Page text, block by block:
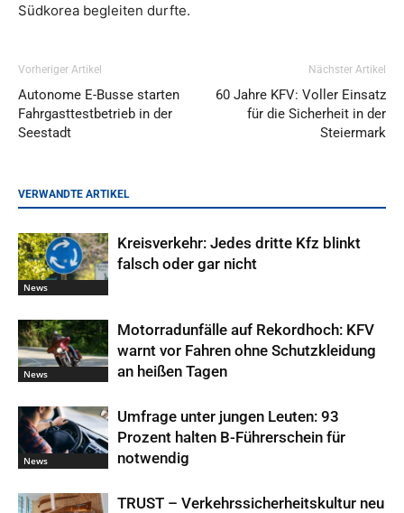
Südkorea begleiten durfte.
Vorheriger Artikel
Autonome E-Busse starten
Fahrgasttestbetrieb in der
Seestadt
Nächster Artikel
60 Jahre KFV: Voller Einsatz
für die Sicherheit in der
Steiermark
VERWANDTE ARTIKEL
News
Kreisverkehr: Jedes dritte Kfz blinkt
falsch oder gar nicht
News
Motorradunfälle auf Rekordhoch: KFV
warnt vor Fahren ohne Schutzkleidung
an heißen Tagen
News
Umfrage unter jungen Leuten: 93
Prozent halten B-Führerschein für
notwendig
TRUST – Verkehrssicherheitskultur neu